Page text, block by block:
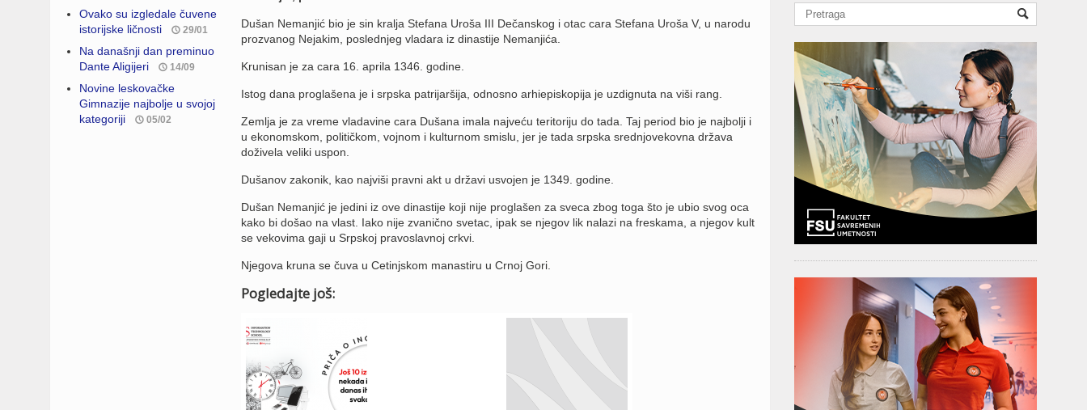
Ovako su izgledale čuvene
istorijske ličnosti
29/01
Na današnji dan preminuo
Dante Aligijeri
14/09
Novine leskovačke
Gimnazije najbolje u svojoj
kategoriji
05/02
Dušan Nemanjić bio je sin kralja Stefana Uroša III Dečanskog i otac cara Stefana Uroša V, u narodu
prozvanog Nejakim, poslednjeg vladara iz dinastije Nemanjića.
Krunisan je za cara 16. aprila 1346. godine.
Istog dana proglašena je i srpska patrijaršija, odnosno arhiepiskopija je uzdignuta na viši rang.
Zemlja je za vreme vladavine cara Dušana imala najveću teritoriju do tada. Taj period bio je najbolji i
u ekonomskom, političkom, vojnom i kulturnom smislu, jer je tada srpska srednjovekovna država
doživela veliki uspon.
Dušanov zakonik, kao najviši pravni akt u državi usvojen je 1349. godine.
Dušan Nemanjić je jedini iz ove dinastije koji nije proglašen za sveca zbog toga što je ubio svog oca
kako bi došao na vlast. Iako nije zvanično svetac, ipak se njegov lik nalazi na freskama, a njegov kult
se vekovima gaji u Srpskoj pravoslavnoj crkvi.
Njegova kruna se čuva u Cetinjskom manastiru u Crnoj Gori.
Pogledajte još: